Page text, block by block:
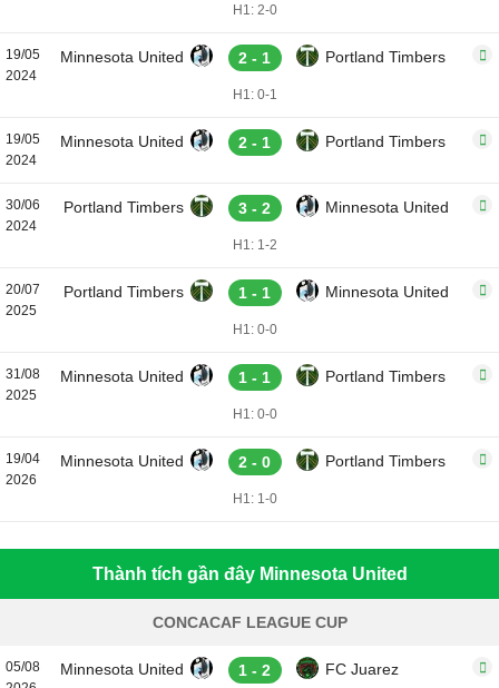
H1: 2-0
19/05
2024
Minnesota United 2 - 1 Portland Timbers
H1: 0-1
19/05
2024
Minnesota United 2 - 1 Portland Timbers
30/06
2024
Portland Timbers 3 - 2 Minnesota United
H1: 1-2
20/07
2025
Portland Timbers 1 - 1 Minnesota United
H1: 0-0
31/08
2025
Minnesota United 1 - 1 Portland Timbers
H1: 0-0
19/04
2026
Minnesota United 2 - 0 Portland Timbers
H1: 1-0
Thành tích gần đây Minnesota United
CONCACAF LEAGUE CUP
05/08
Minnesota United 1 - 2 FC Juarez